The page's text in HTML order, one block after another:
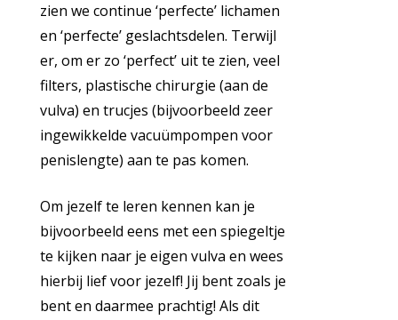
zien we continue ‘perfecte’ lichamen
en ‘perfecte’ geslachtsdelen. Terwijl
er, om er zo ‘perfect’ uit te zien, veel
filters, plastische chirurgie (aan de
vulva) en trucjes (bijvoorbeeld zeer
ingewikkelde vacuümpompen voor
penislengte) aan te pas komen.
Om jezelf te leren kennen kan je
bijvoorbeeld eens met een spiegeltje
te kijken naar je eigen vulva en wees
hierbij lief voor jezelf! Jij bent zoals je
bent en daarmee prachtig! Als dit